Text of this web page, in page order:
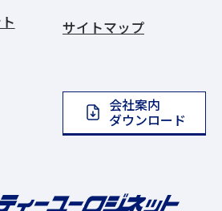
サイトマップ
会社案内
ダウンロード